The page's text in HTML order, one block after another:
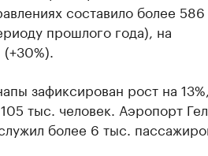
составило более
прошлого года), на
зафиксирован рост на
тыс. человек. Аэропорт
более 6 тыс.